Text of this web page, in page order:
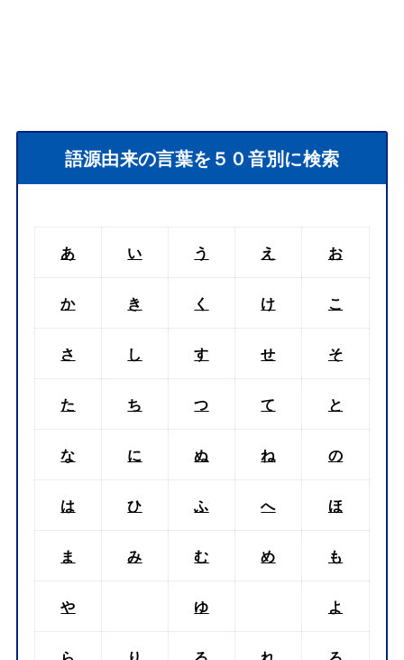
語源由来の言葉を５０音別に検索
あ い う え お
か き く け こ
さ し す せ そ
た ち つ て と
な に ぬ ね の
は ひ ふ へ ほ
ま み む め も
や ゆ よ